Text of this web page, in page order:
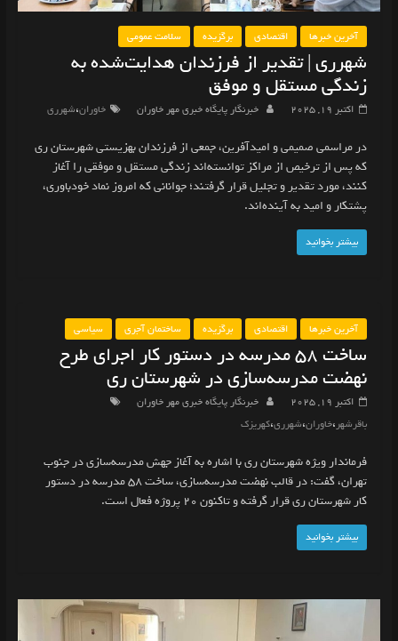
آخرین خبرها اقتصادی برگزیده سلامت عمومی
شهرری | تقدیر از فرزندان هدایت‌شده به
زندگی مستقل و موفق
اکتبر 19, 2025 خبرنگار پایگاه خبری مهر خاوران خاوران،شهرری
در مراسمی صمیمی و امیدآفرین، جمعی از فرزندان بهزیستی شهرستان ری
که پس از ترخیص از مراکز توانسته‌اند زندگی مستقل و موفقی را آغاز
کنند، مورد تقدیر و تجلیل قرار گرفتند؛ جوانانی که امروز نماد خودباوری،
پشتکار و امید به آینده‌اند.
بیشتر بخوانید
آخرین خبرها اقتصادی برگزیده ساختمان آجری سیاسی
ساخت ۵۸ مدرسه در دستور کار اجرای طرح
نهضت مدرسه‌سازی در شهرستان ری
اکتبر 19, 2025
خبرنگار پایگاه خبری مهر خاوران
باقرشهر،خاوران،شهرری،کهریزک
فرماندار ویژه شهرستان ری با اشاره به آغاز جهش مدرسه‌سازی در جنوب
تهران، گفت: در قالب نهضت مدرسه‌سازی، ساخت ۵۸ مدرسه در دستور
کار شهرستان ری قرار گرفته و تاکنون ۲۰ پروژه فعال است.
بیشتر بخوانید